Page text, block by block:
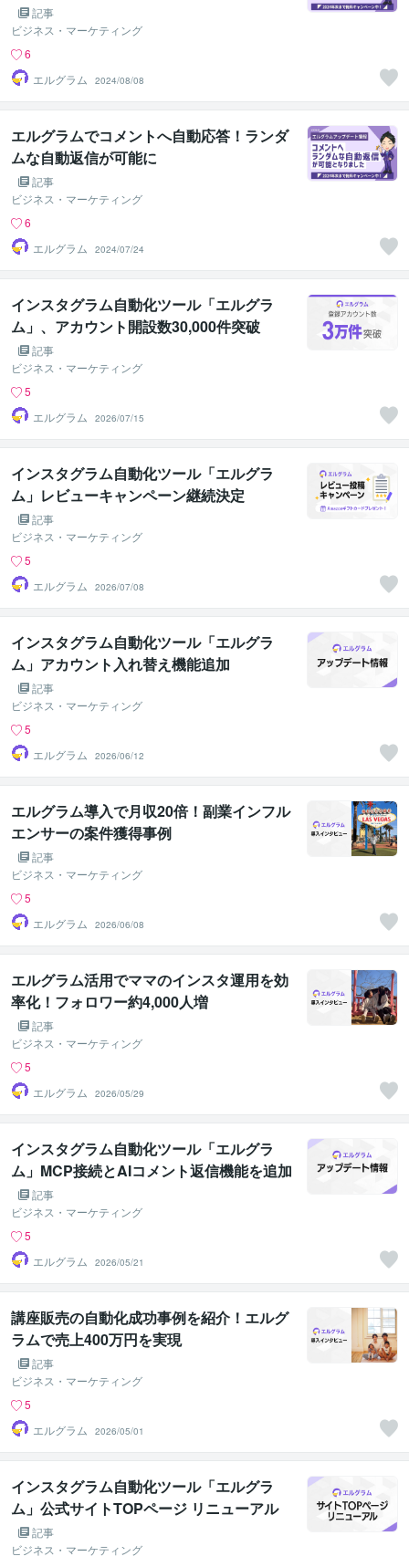
記事
ビジネス・マーケティング
6
エルグラム
2024/08/08
エルグラムでコメントへ自動応答！ランダ
ムな自動返信が可能に
記事
ビジネス・マーケティング
6
エルグラム
2024/07/24
インスタグラム自動化ツール「エルグラ
ム」、アカウント開設数30,000件突破
記事
ビジネス・マーケティング
5
エルグラム
2026/07/15
インスタグラム自動化ツール「エルグラ
ム」レビューキャンペーン継続決定
記事
ビジネス・マーケティング
5
エルグラム
2026/07/08
インスタグラム自動化ツール「エルグラ
ム」アカウント入れ替え機能追加
記事
ビジネス・マーケティング
5
エルグラム
2026/06/12
エルグラム導入で月収20倍！副業インフル
エンサーの案件獲得事例
記事
ビジネス・マーケティング
5
エルグラム
2026/06/08
エルグラム活用でママのインスタ運用を効
率化！フォロワー約4,000人増
記事
ビジネス・マーケティング
5
エルグラム
2026/05/29
インスタグラム自動化ツール「エルグラ
ム」MCP接続とAIコメント返信機能を追加
記事
ビジネス・マーケティング
5
エルグラム
2026/05/21
講座販売の自動化成功事例を紹介！エルグ
ラムで売上400万円を実現
記事
ビジネス・マーケティング
5
エルグラム
2026/05/01
インスタグラム自動化ツール「エルグラ
ム」公式サイトTOPページ リニューアル
記事
ビジネス・マーケティング